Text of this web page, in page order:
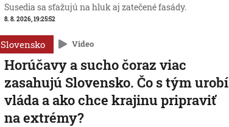
Susedia sa sťažujú na hluk aj zatečené fasády.
8. 8. 2026, 19:25:52
Slovensko Video
Horúčavy a sucho čoraz viac
zasahujú Slovensko. Čo s tým urobí
vláda a ako chce krajinu pripraviť
na extrémy?